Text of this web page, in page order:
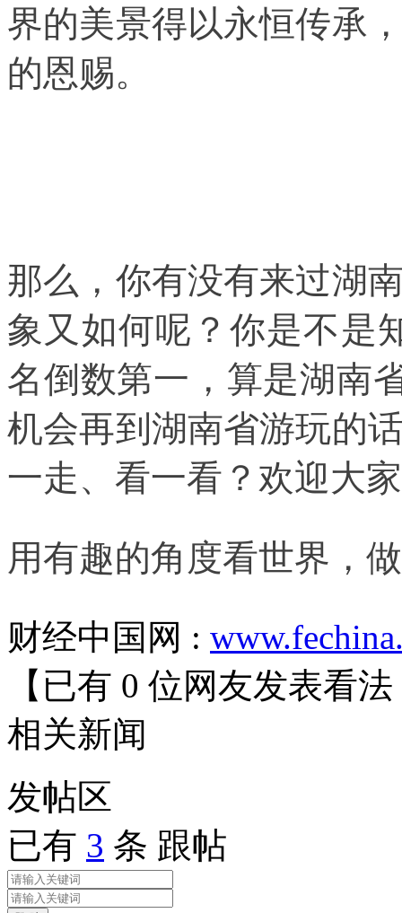
界的美景得以永恒传承
的恩赐。
那么，你有没有来过湖
象又如何呢？你是不是
名倒数第一，算是湖南
机会再到湖南省游玩的
一走、看一看？欢迎大
用有趣的角度看世界，
财经中国网 :
【已有 0 位网友发表看法
相关新闻
发帖区
已有 3 条 跟帖